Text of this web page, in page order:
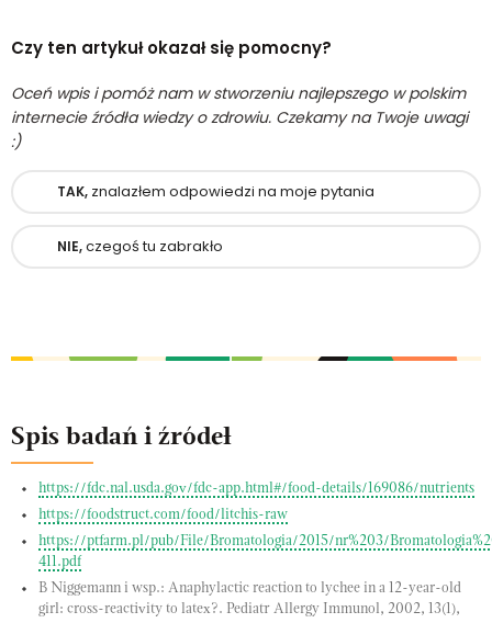
Czy ten artykuł okazał się pomocny?
Oceń wpis i pomóż nam w stworzeniu najlepszego w polskim
internecie źródła wiedzy o zdrowiu. Czekamy na Twoje uwagi
:)
TAK, znalazłem odpowiedzi na moje pytania
NIE,czegoś tu zabrakło
Spis badań i źródeł
https://fdc.nal.usda.gov/fdc-app.html#/food-details/169086/nutrients
https://foodstruct.com/food/litchis-raw
https://ptfarm.pl/pub/File/Bromatologia/2015/nr%203/
411.pdf
B Niggemann i wsp.: Anaphylactic reaction to lychee in a 12-year-old
girl: cross-reactivity to latex?. Pediatr Allergy Immunol, 2002, 13(1),